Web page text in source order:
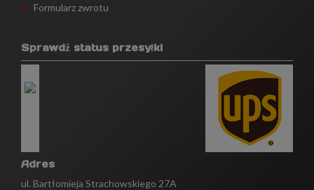
Formularz zwrotu
Sprawdź status przesyłki
Adres
ul. Bartłomieja Strachowskiego 27A